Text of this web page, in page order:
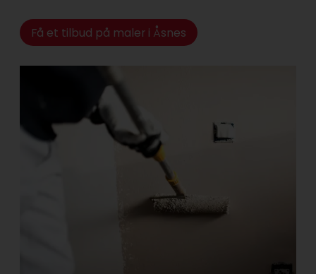
Få et tilbud på maler i Åsnes